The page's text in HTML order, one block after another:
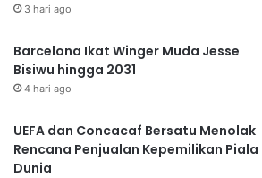
3 hari ago
Barcelona Ikat Winger Muda Jesse
Bisiwu hingga 2031
4 hari ago
UEFA dan Concacaf Bersatu Menolak
Rencana Penjualan Kepemilikan Piala
Dunia